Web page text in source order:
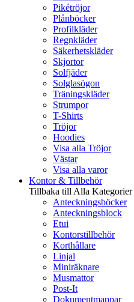
Pikétröjor
Plånböcker
Profilkläder
Regnkläder
Säkerhetskläder
Skjortor
Solfjäder
Solglasögon
Träningskläder
Strumpor
T-Shirts
Tröjor
Hoodies
Visa alla Tröjor
Västar
Visa alla varor
Kontor & Tillbehör
Tillbaka till Alla Kategorier
Anteckningsböcker
Anteckningsblock
Etui
Kontorstillbehör
Korthållare
Linjal
Miniräknare
Musmattor
Post-It
Dokumentmappar